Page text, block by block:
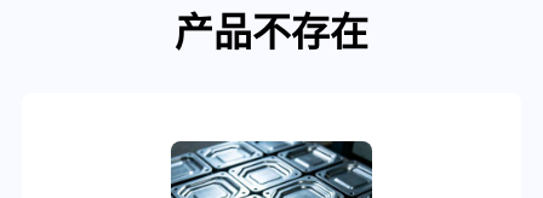
产品不存在